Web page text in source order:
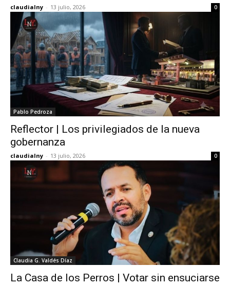
claudialny - 13 julio, 2026 0
Pablo Pedroza
Reflector | Los privilegiados de la nueva
gobernanza
claudialny - 13 julio, 2026 0
Claudia G. Valdés Díaz
La Casa de los Perros | Votar sin ensuciarse